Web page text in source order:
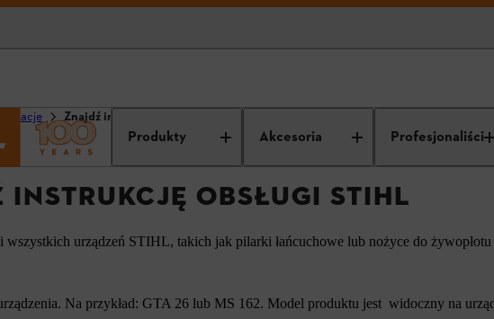
Produkty Akcesoria Profesjonaliści
Znajdź instrukcję obsługi STIHL
INSTRUKCJĘ OBSŁUGI STIHL
wszystkich urządzeń STIHL, takich jak pilarki łańcuchowe lub nożyce do
Na przykład: GTA 26 lub MS 162. Model produktu jest widoczny na